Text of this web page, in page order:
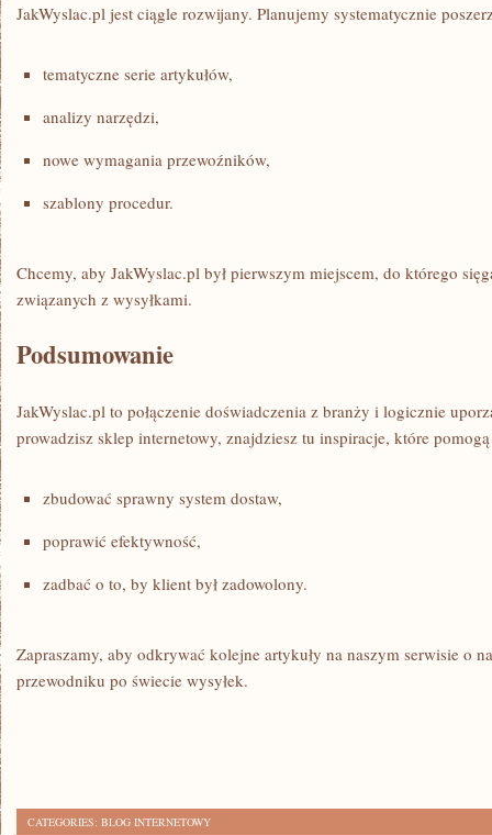
JakWyslac.pl jest ciągle rozwijany. Planujemy systematycznie
tematyczne serie artykułów,
analizy narzędzi,
nowe wymagania przewoźników,
szablony procedur.
Chcemy, aby JakWyslac.pl był pierwszym miejscem, do którego
związanych z wysyłkami.
Podsumowanie
JakWyslac.pl to połączenie doświadczenia z branży i logicznie
prowadzisz sklep internetowy, znajdziesz tu inspiracje, które
zbudować sprawny system dostaw,
poprawić efektywność,
zadbać o to, by klient był zadowolony.
Zapraszamy, aby odkrywać kolejne artykuły na naszym serwisie o
przewodniku po świecie wysyłek.
CATEGORIES: BLOG INTERNETOWY